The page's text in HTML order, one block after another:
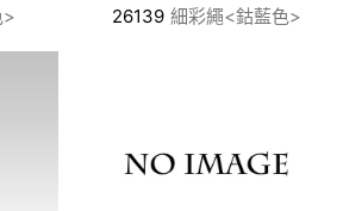
> 26139 細彩繩<鈷藍色>